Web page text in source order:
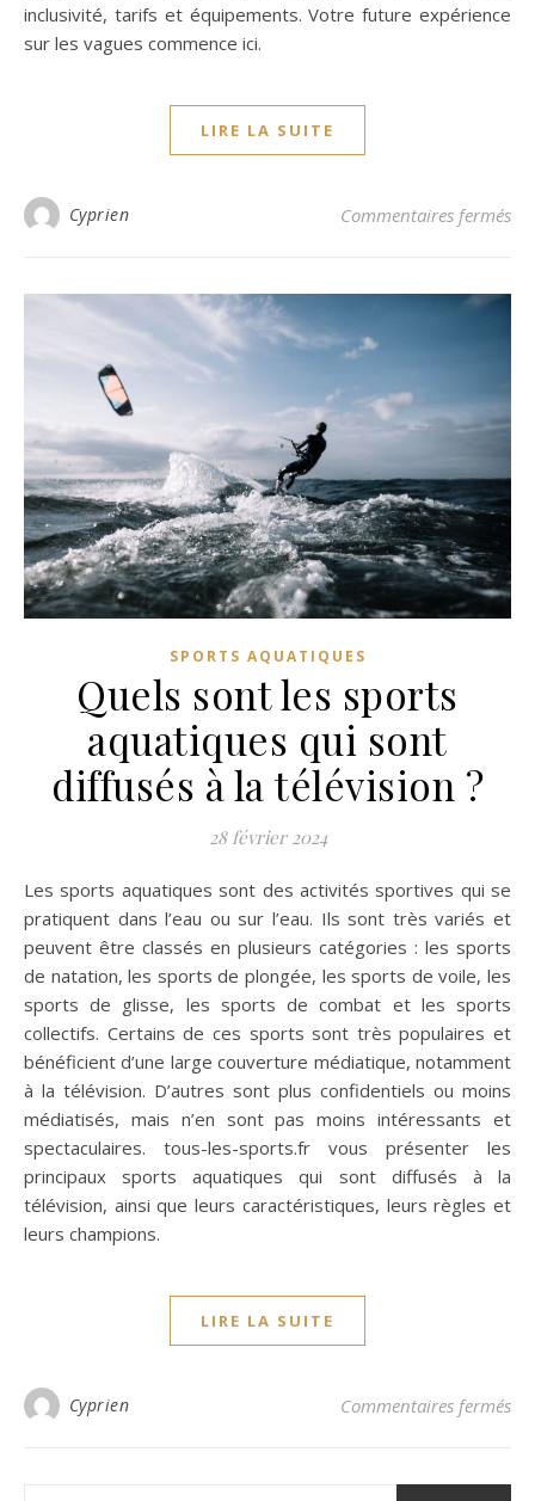
inclusivité, tarifs et équipements. Votre future expérience
sur les vagues commence ici.
LIRE LA SUITE
Cyprien Commentaires fermés
SPORTS AQUATIQUES
Quels sont les sports
aquatiques qui sont
diffusés à la télévision ?
28 février 2024
Les sports aquatiques sont des activités sportives qui se
pratiquent dans l’eau ou sur l’eau. Ils sont très variés et
peuvent être classés en plusieurs catégories : les sports
de natation, les sports de plongée, les sports de voile, les
sports de glisse, les sports de combat et les sports
collectifs. Certains de ces sports sont très populaires et
bénéficient d’une large couverture médiatique, notamment
à la télévision. D’autres sont plus confidentiels ou moins
médiatisés, mais n’en sont pas moins intéressants et
spectaculaires. tous-les-sports.fr vous présenter les
principaux sports aquatiques qui sont diffusés à la
télévision, ainsi que leurs caractéristiques, leurs règles et
leurs champions.
LIRE LA SUITE
Cyprien Commentaires fermés